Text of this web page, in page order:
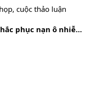
cuộc thảo luận
7. Thảo luận giải pháp khắc phục nạn ô nhiễm môi trường